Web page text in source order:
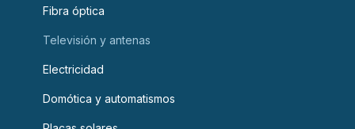
Fibra óptica
Televisión y antenas
Electricidad
Domótica y automatismos